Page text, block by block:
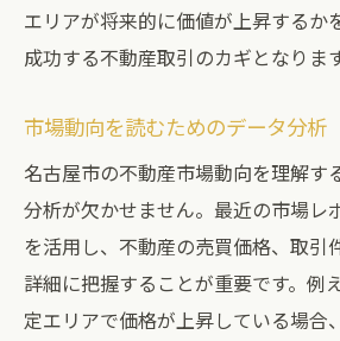
エリアが将来的に価値が上昇するか
成功する不動産取引のカギとなります
市場動向を読むためのデータ分析
名古屋市の不動産市場動向を理解す
分析が欠かせません。最近の市場レ
を活用し、不動産の売買価格、取引
詳細に把握することが重要です。例
定エリアで価格が上昇している場合